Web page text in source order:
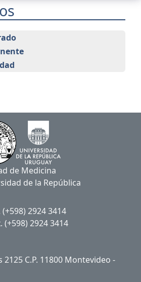
de Medicina
de la República
(+598) 2924 3414
(+598) 2924 3414
C.P. 11800 Montevideo -